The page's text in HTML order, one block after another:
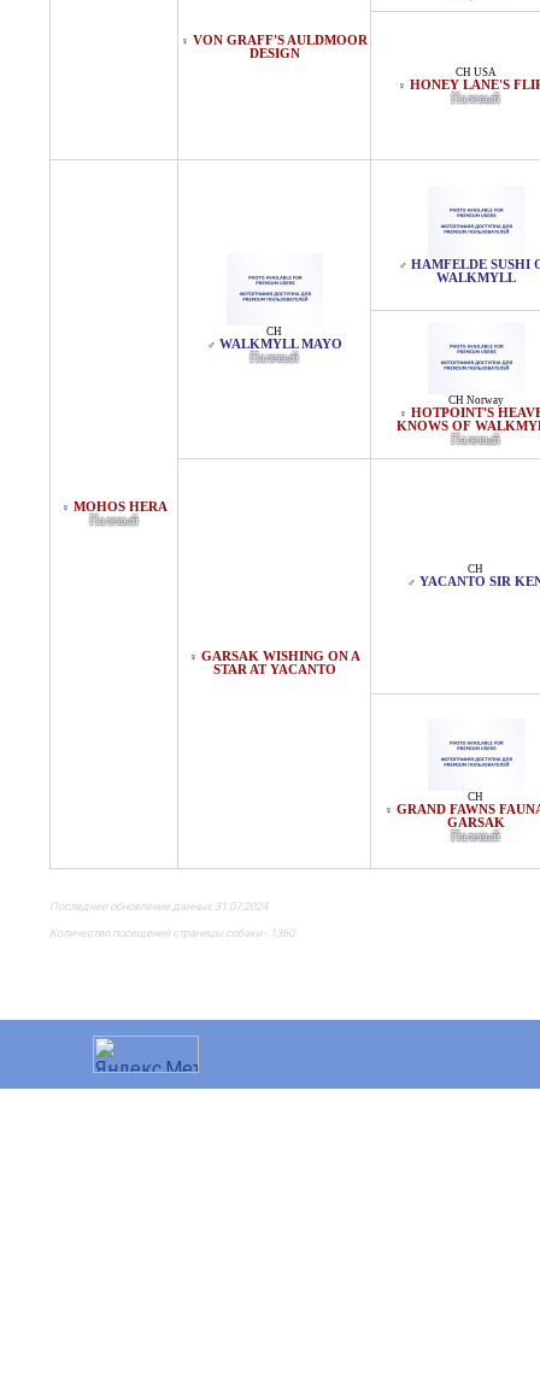
♀ VON GRAFF'S AULDMOOR
DESIGN
CH USA
♀ HONEY LANE'S
Палевый
♀ MOHOS HERA
Палевый
CH
♂ WALKMYLL MAYO
Палевый
♂ HAMFELDE SUSHI
WALKMYLL
CH Norway
♀ HOTPOINT'S
KNOWS OF
Палевый
♀ GARSAK WISHING ON A
STAR AT YACANTO
CH
♂ YACANTO SIR
CH
♀ GRAND FAWNS
GARSAK
Палевый
Последнее обновление данных 31.07.2024
Количество посещений страницы собаки - 1360